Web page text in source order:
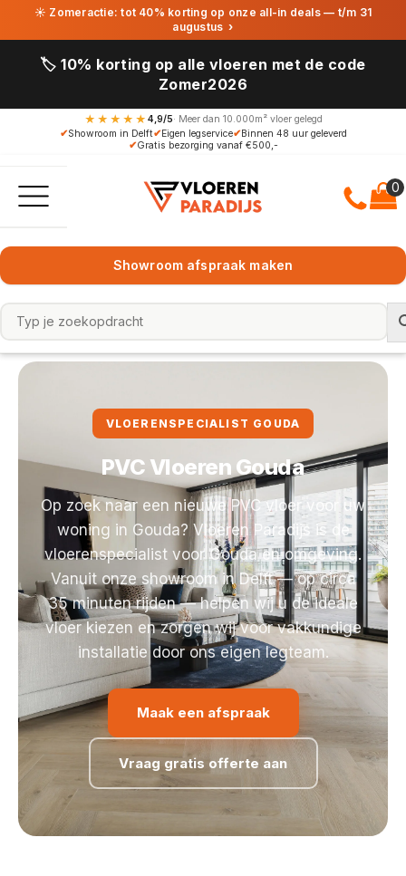
☀ Zomeractie: tot 40% korting op onze all-in deals — t/m 31
augustus ›
🏷️ 10% korting op alle vloeren met de code
Zomer2026
★★★★★ 4,9/5· Meer dan 10.000m² vloer gelegd
✔Showroom in Delft✔Eigen legservice✔Binnen 48 uur geleverd
✔Gratis bezorging vanaf €500,-
Showroom afspraak maken
VLOERENSPECIALIST GOUDA
PVC Vloeren Gouda
Op zoek naar een nieuwe PVC vloer voor uw
woning in Gouda? Vloeren Paradijs is de
vloerenspecialist voor Gouda en omgeving.
Vanuit onze showroom in Delft — op circa
35 minuten rijden — helpen wij u de ideale
vloer kiezen en zorgen wij voor vakkundige
installatie door ons eigen legteam.
Maak een afspraak
Vraag gratis offerte aan